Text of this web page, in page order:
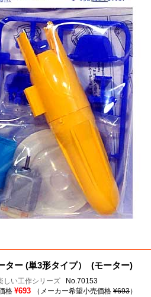
ター (単3形タイプ） (モーター)
しい工作シリーズ No.70153
格 ¥693 （メーカー希望小売価格 ¥693）
のページはこちら
ィオニクス）